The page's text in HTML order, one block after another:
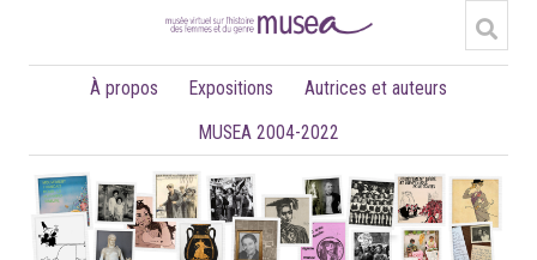
À propos Expositions
Autrices et auteurs
MUSEA 2004-2022